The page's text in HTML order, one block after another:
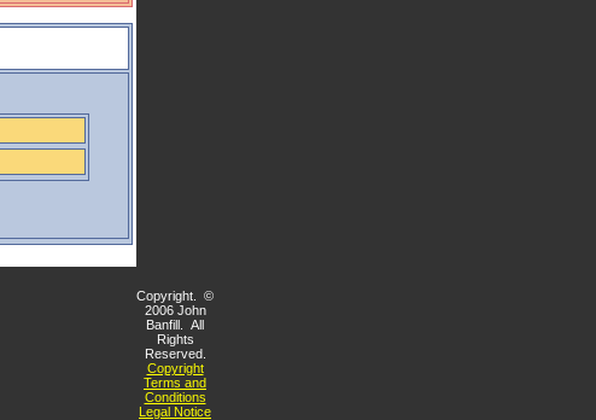
Copyright. ©
2006 John
Banfill. All
Rights
Reserved.
Copyright
Terms and
Conditions
Legal Notice